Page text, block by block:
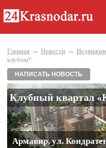
Главная → Новости →
клубом?
НАПИСАТЬ НОВОСТЬ
Клубный квартал
Армавир, ул.